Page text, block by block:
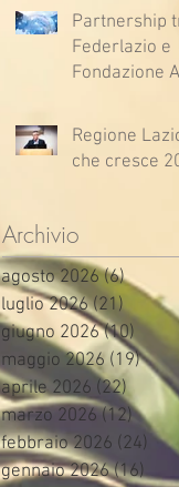
Partnership
Federlazio e
Fondazione
Regione
che cresce
Archivio
agosto 2026 (6)6 post
luglio 2026 (21)21 post
giugno 2026 (10) 10
maggio 2026 (19)19
aprile 2026 (22)22
marzo 2026 (12)12
febbraio 2026 (24) 24
gennaio 2026 (16)16